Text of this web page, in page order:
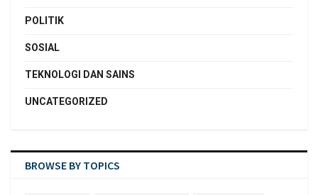
POLITIK
SOSIAL
TEKNOLOGI DAN SAINS
UNCATEGORIZED
BROWSE BY TOPICS